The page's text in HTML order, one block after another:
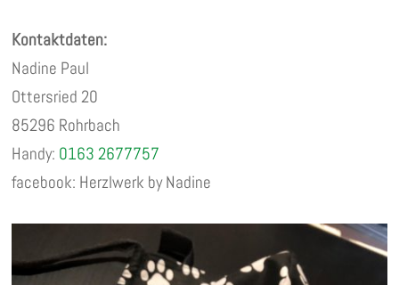
Kontaktdaten:
Nadine Paul
Ottersried 20
85296 Rohrbach
Handy: 0163 2677757
facebook: Herzlwerk by Nadine